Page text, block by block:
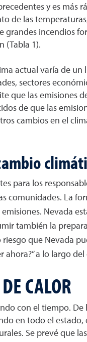
y es
de las
incendios
(Tabla 1).
actual varía de
sectores
que las emisiones
de que las
cambios en el
para los
comunidades. La
Nevada
también la
que Nevada
ahora?” a lo largo
CALOR
con el tiempo.
en todo el
Se prevé que